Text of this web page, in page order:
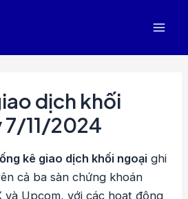
dịch khối
7/11/2024
kê giao dịch khối ngoại ghi
cả ba sàn chứng khoán
và Upcom, với các hoạt động